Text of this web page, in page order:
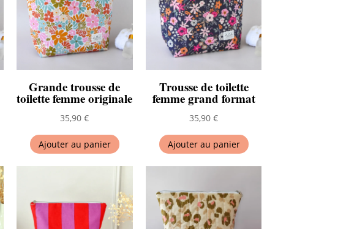
Grande trousse de
toilette femme originale
35,90€
Ajouter au panier
Trousse de toilette
femme grand format
35,90€
Ajouter au panier